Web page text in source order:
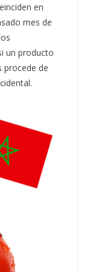
en
mes de
un producto
procede de